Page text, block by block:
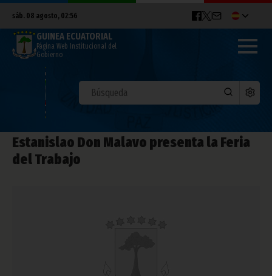
sáb. 08 agosto, 02:56
GUINEA ECUATORIAL
Página Web Institucional del
Gobierno
Estanislao Don Malavo presenta la Feria
del Trabajo